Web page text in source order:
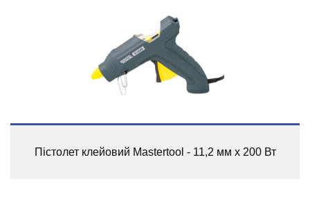
Пістолет клейовий Mastertool - 11,2 мм х 200 Вт